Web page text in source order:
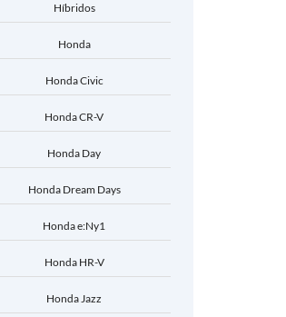
Híbridos
Honda
Honda Civic
Honda CR-V
Honda Day
Honda Dream Days
Honda e:Ny1
Honda HR-V
Honda Jazz